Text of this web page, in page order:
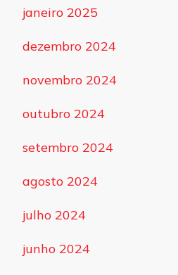
janeiro 2025
dezembro 2024
novembro 2024
outubro 2024
setembro 2024
agosto 2024
julho 2024
junho 2024